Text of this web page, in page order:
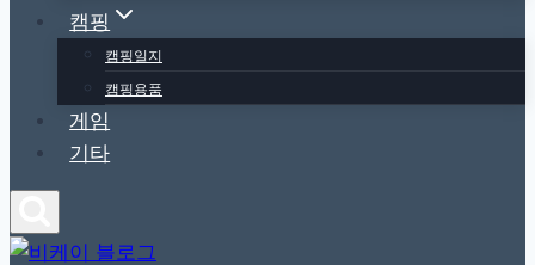
캠핑
캠핑일지
캠핑용품
게임
기타